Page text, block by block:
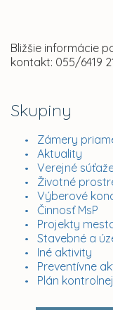
Skupiny
Zámery
Aktuality
Verejné
Životné
Výberové
Činnosť MsP
Projekty
Stavebné a
Iné aktivity
Preventívne
Plán
Bližšie informácie
kontakt: 055/6419